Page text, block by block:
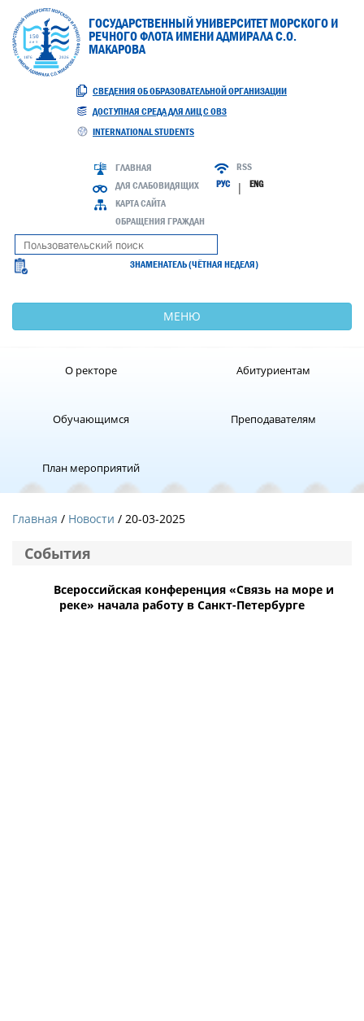
ГОСУДАРСТВЕННЫЙ УНИВЕРСИТЕТ МОРСКОГО И
РЕЧНОГО ФЛОТА ИМЕНИ АДМИРАЛА С.О.
МАКАРОВА
СВЕДЕНИЯ ОБ ОБРАЗОВАТЕЛЬНОЙ ОРГАНИЗАЦИИ
ДОСТУПНАЯ СРЕДА ДЛЯ ЛИЦ С ОВЗ
INTERNATIONAL STUDENTS
ГЛАВНАЯ
ДЛЯ СЛАБОВИДЯЩИХ
КАРТА САЙТА
ОБРАЩЕНИЯ ГРАЖДАН
RSS
РУС | ENG
ЗНАМЕНАТЕЛЬ (ЧЁТНАЯ НЕДЕЛЯ)
МЕНЮ
О ректоре Абитуриентам
Обучающимся Преподавателям
План мероприятий
Главная Новости / 20-03-2025
События
Всероссийская конференция «Связь на море и
реке» начала работу в Санкт-Петербурге